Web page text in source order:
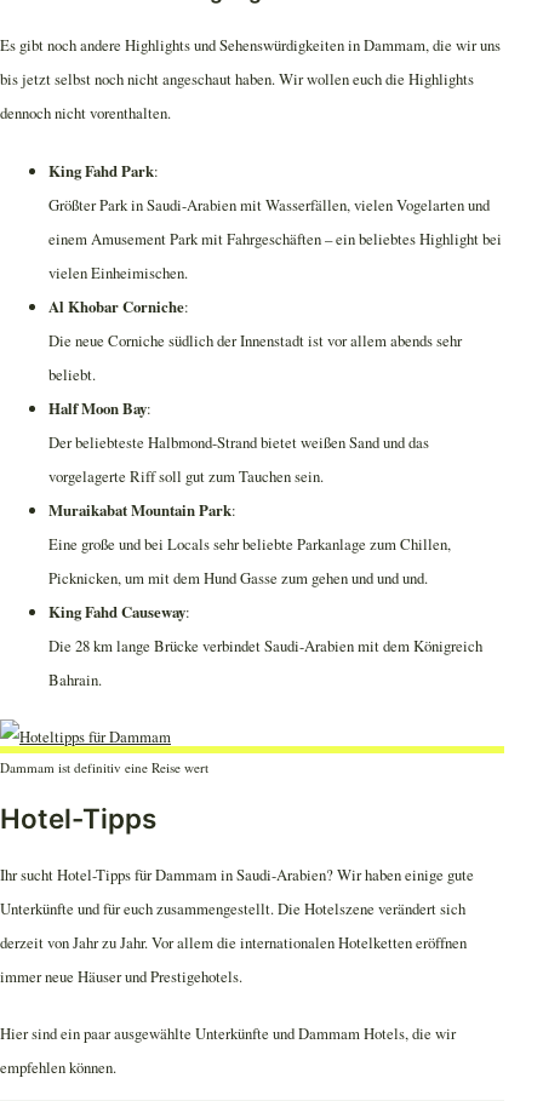
Es gibt noch andere Highlights und Sehenswürdigkeiten in Dammam, die wir uns
bis jetzt selbst noch nicht angeschaut haben. Wir wollen euch die Highlights
dennoch nicht vorenthalten.
King Fahd Park:
Größter Park in Saudi-Arabien mit Wasserfällen, vielen Vogelarten und
einem Amusement Park mit Fahrgeschäften – ein beliebtes Highlight bei
vielen Einheimischen.
Al Khobar Corniche:
Die neue Corniche südlich der Innenstadt ist vor allem abends sehr
beliebt.
Half Moon Bay:
Der beliebteste Halbmond-Strand bietet weißen Sand und das
vorgelagerte Riff soll gut zum Tauchen sein.
Muraikabat Mountain Park:
Eine große und bei Locals sehr beliebte Parkanlage zum Chillen,
Picknicken, um mit dem Hund Gasse zum gehen und und und.
King Fahd Causeway:
Die 28 km lange Brücke verbindet Saudi-Arabien mit dem Königreich
Bahrain.
Dammam ist definitiv eine Reise wert
Hotel-Tipps
Ihr sucht Hotel-Tipps für Dammam in Saudi-Arabien? Wir haben einige gute
Unterkünfte und für euch zusammengestellt. Die Hotelszene verändert sich
derzeit von Jahr zu Jahr. Vor allem die internationalen Hotelketten eröffnen
immer neue Häuser und Prestigehotels.
Hier sind ein paar ausgewählte Unterkünfte und Dammam Hotels, die wir
empfehlen können.